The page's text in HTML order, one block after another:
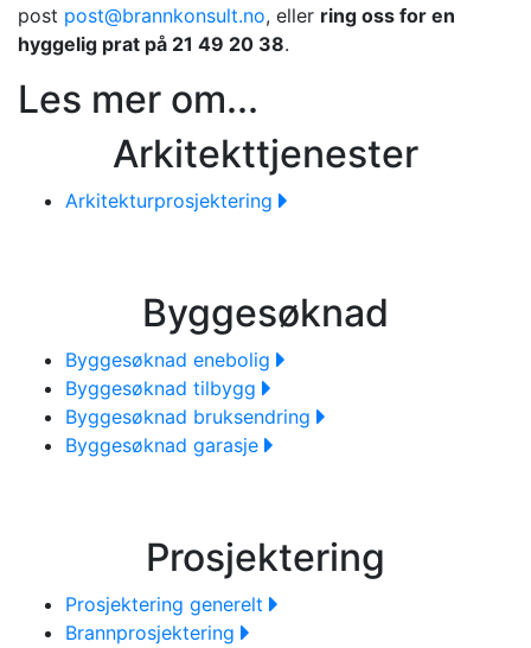
post post@brannkonsult.no, eller ring oss for en
hyggelig prat på 21 49 20 38.
Les mer om...
Arkitekttjenester
Arkitekturprosjektering
Byggesøknad
Byggesøknad enebolig
Byggesøknad tilbygg
Byggesøknad bruksendring
Byggesøknad garasje
Prosjektering
Prosjektering generelt
Brannprosjektering